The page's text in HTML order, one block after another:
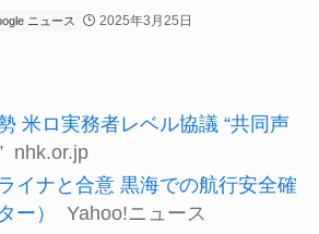
ニュース 2025年3月25日
米ロ実務者レベル協議 “共同声
nhk.or.jp
イナと合意 黒海での航行安全確
ー）
Yahoo!ニュース